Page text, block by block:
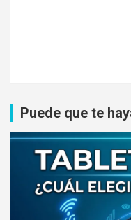
Puede que te